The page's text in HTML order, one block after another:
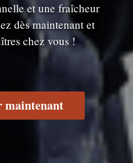
et une fraîcheur
dès maintenant et
chez vous !
maintenant